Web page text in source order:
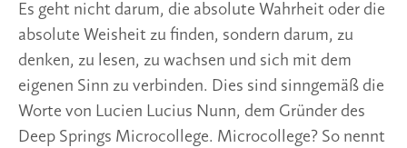
Es geht nicht darum, die absolute Wahrheit oder die
absolute Weisheit zu finden, sondern darum, zu
denken, zu lesen, zu wachsen und sich mit dem
eigenen Sinn zu verbinden. Dies sind sinngemäß die
Worte von Lucien Lucius Nunn, dem Gründer des
Deep Springs Microcollege. Microcollege? So nennt